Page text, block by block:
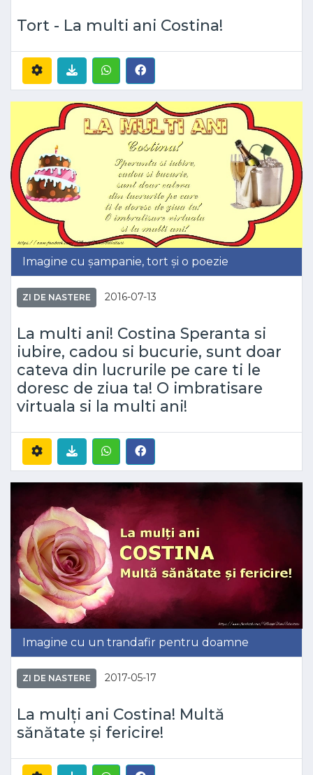
Tort - La multi ani Costina!
Imagine cu șampanie, tort și o poezie
ZI DE NASTERE 2016-07-13
La multi ani! Costina Speranta si
iubire, cadou si bucurie, sunt doar
cateva din lucrurile pe care ti le
doresc de ziua ta! O imbratisare
virtuala si la multi ani!
Imagine cu un trandafir pentru doamne
ZI DE NASTERE 2017-05-17
La mulți ani Costina! Multă
sănătate și fericire!